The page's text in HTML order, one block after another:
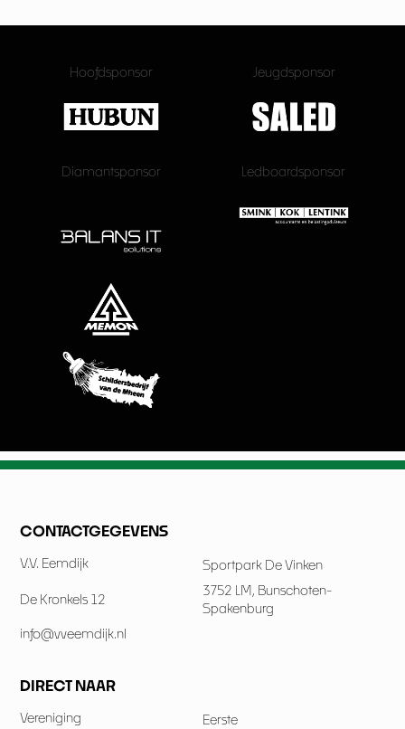
Hoofdsponsor Jeugdsponsor
Diamantsponsor Ledboardsponsor
CONTACTGEGEVENS
V.V. Eemdijk Sportpark De Vinken
De Kronkels 12
3752 LM, Bunschoten-
Spakenburg
info@vveemdijk.nl
DIRECT NAAR
Vereniging Eerste